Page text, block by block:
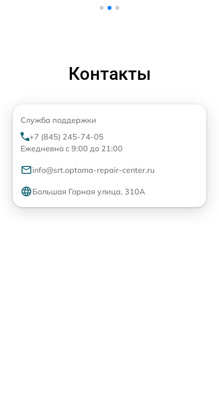
Контакты
Служба поддержки
+7 (845) 245-74-05
Ежедневно с 9:00 до 21:00
info@srt.optoma-repair-center.ru
Большая Горная улица, 310А